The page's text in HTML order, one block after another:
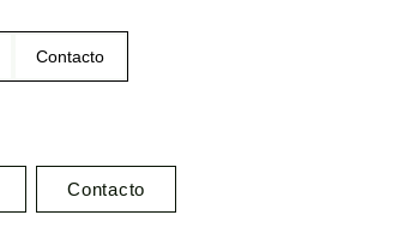
Contacto
Contacto